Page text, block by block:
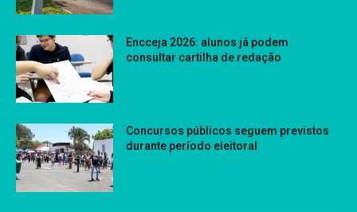
Encceja 2026: alunos já podem
consultar cartilha de redação
Concursos públicos seguem previstos
durante período eleitoral